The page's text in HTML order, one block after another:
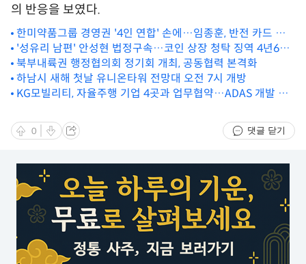
의 반응을 보였다.
한미약품그룹 경영권 '4인 연합' 손에…임종훈, 반전 카드 있
나
'성유리 남편' 안성현 법정구속…코인 상장 청탁 징역 4년6개
월
북부내륙권 행정협의회 정기회 개최, 공동협력 본격화
하남시 새해 첫날 유니온타워 전망대 오전 7시 개방
KG모빌리티, 자율주행 기업 4곳과 업무협약…ADAS 개발 협
0 댓글 닫기